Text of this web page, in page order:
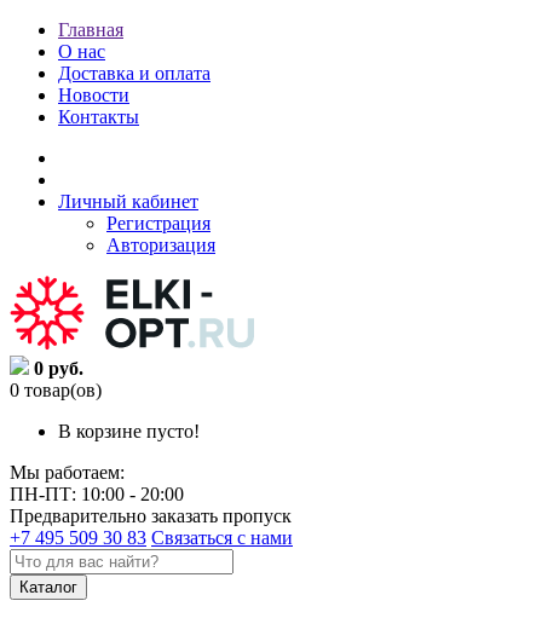
Главная
О нас
Доставка и оплата
Новости
Контакты
Личный кабинет
Регистрация
Авторизация
0 руб.
0 товар(ов)
В корзине пусто!
Мы работаем:
ПН-ПТ: 10:00 - 20:00
Предварительно заказать пропуск
+7 495 509 30 83 Связаться с нами
Каталог